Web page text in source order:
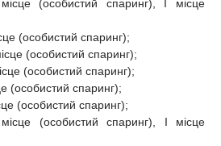
(особистий спаринг), І місце
(особистий спаринг);
(особистий спаринг);
(особистий спаринг);
(особистий спаринг);
(особистий спаринг);
(особистий спаринг), І місце